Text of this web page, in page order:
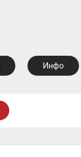
Инфо